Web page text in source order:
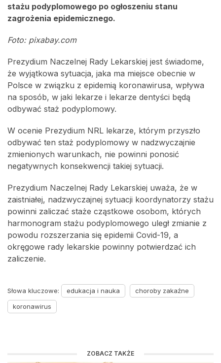
stażu podyplomowego po ogłoszeniu stanu
zagrożenia epidemicznego.
Foto: pixabay.com
Prezydium Naczelnej Rady Lekarskiej jest świadome,
że wyjątkowa sytuacja, jaka ma miejsce obecnie w
Polsce w związku z epidemią koronawirusa, wpływa
na sposób, w jaki lekarze i lekarze dentyści będą
odbywać staż podyplomowy.
W ocenie Prezydium NRL lekarze, którym przyszło
odbywać ten staż podyplomowy w nadzwyczajnie
zmienionych warunkach, nie powinni ponosić
negatywnych konsekwencji takiej sytuacji.
Prezydium Naczelnej Rady Lekarskiej uważa, że w
zaistniałej, nadzwyczajnej sytuacji koordynatorzy stażu
powinni zaliczać staże cząstkowe osobom, których
harmonogram stażu podyplomowego uległ zmianie z
powodu rozszerzania się epidemii Covid-19, a
okręgowe rady lekarskie powinny potwierdzać ich
zaliczenie.
Słowa kluczowe: edukacja i nauka
choroby zakaźne
koronawirus
ZOBACZ TAKŻE